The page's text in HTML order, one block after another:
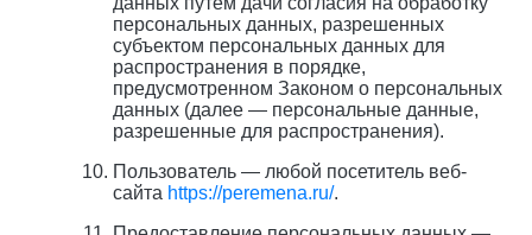
персональных данных, разрешенных
субъектом персональных данных для
распространения в порядке,
предусмотренном Законом о персональных
данных (далее — персональные данные,
разрешенные для распространения).
Пользователь — любой посетитель веб-
сайта https://peremena.ru/.